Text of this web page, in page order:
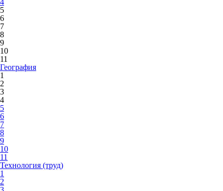
4
5
6
7
8
9
10
11
География
1
2
3
4
5
6
7
8
9
10
11
Технология (труд)
1
2